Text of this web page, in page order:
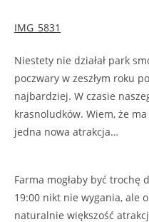
IMG_5831
Niestety nie działał park
poczwary w zeszłym roku
najbardziej. W czasie
krasnoludków. Wiem, że
jedna nowa atrakcja…
Farma mogłaby być trochę
19:00 nikt nie wygania, ale
naturalnie większość